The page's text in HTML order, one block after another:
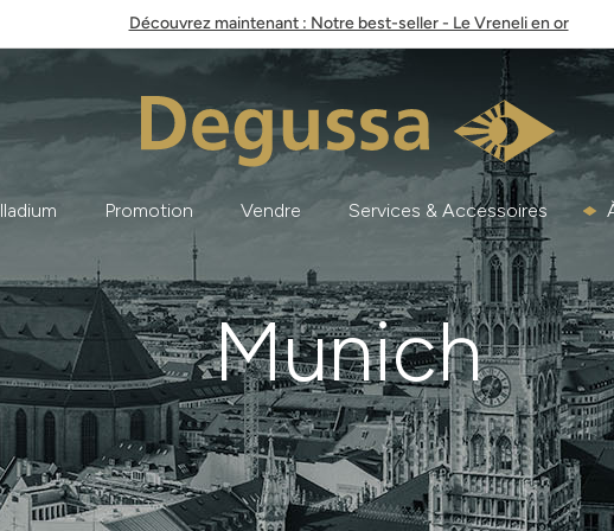
Découvrez maintenant : Notre best-seller - Le Vreneli en or
Promotion Vendre Services & Accessoires
Munich